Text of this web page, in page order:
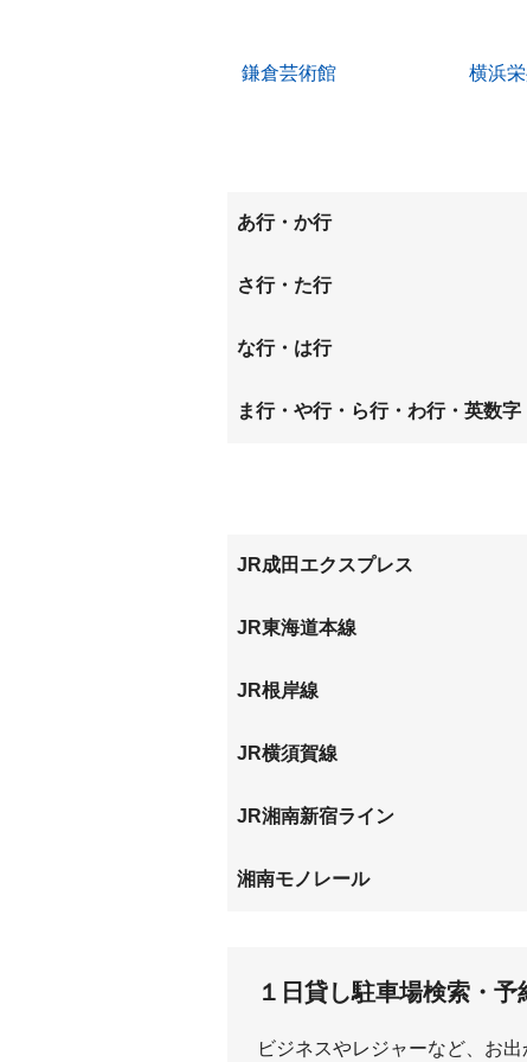
鎌倉芸術館 横浜
あ行・か行
飯島町
笠間
さ行・た行
下倉田町
な行・は行
長尾台町 長沼町
ま行・や行・ら行・わ行・英数字
JR成田エクスプレス
大船
JR東海道本線
大船
JR根岸線
大船
JR横須賀線
大船
JR湘南新宿ライン
大船
湘南モノレール
１日貸し駐車場検索・
ビジネスやレジャーなど、お